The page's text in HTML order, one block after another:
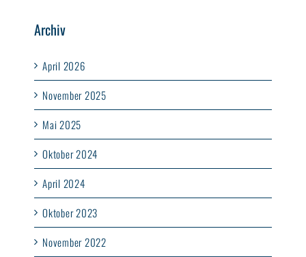
Archiv
April 2026
November 2025
Mai 2025
Oktober 2024
April 2024
Oktober 2023
November 2022